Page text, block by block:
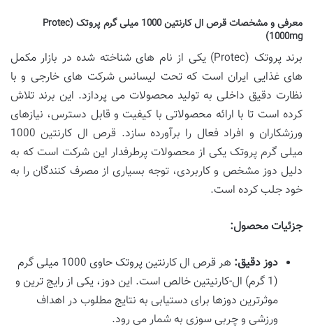
معرفی و مشخصات قرص ال کارنتین 1000 میلی گرم پروتک (Protec
1000mg)
برند پروتک (Protec) یکی از نام های شناخته شده در بازار مکمل
های غذایی ایران است که تحت لیسانس شرکت های خارجی و با
نظارت دقیق داخلی به تولید محصولات می پردازد. این برند تلاش
کرده است تا با ارائه محصولاتی با کیفیت و قابل دسترس، نیازهای
ورزشکاران و افراد فعال را برآورده سازد. قرص ال کارنتین 1000
میلی گرم پروتک یکی از محصولات پرطرفدار این شرکت است که به
دلیل دوز مشخص و کاربردی، توجه بسیاری از مصرف کنندگان را به
خود جلب کرده است.
جزئیات محصول:
دوز دقیق:
هر قرص ال کارنتین پروتک حاوی 1000 میلی گرم
(1 گرم) ال-کارنیتین خالص است. این دوز، یکی از رایج ترین و
موثرترین دوزها برای دستیابی به نتایج مطلوب در اهداف
ورزشی و چربی سوزی به شمار می رود.